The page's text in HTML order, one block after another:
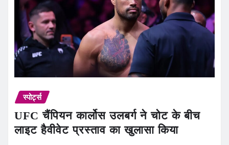
स्पोर्ट्स
UFC चैंपियन कार्लोस उलबर्ग ने चोट के बीच
लाइट हैवीवेट प्रस्ताव का खुलासा किया